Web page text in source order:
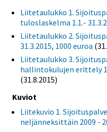
Liitetaulukko 1.
tuloslaskelma 1.1.-
Liitetaulukko 2.
31.3.2015, 1000 euroa
Liitetaulukko 3.
hallintokulujen erittely
(31.8.2015)
Kuviot
Liitekuvio 1.
neljänneksittäin 2009 -